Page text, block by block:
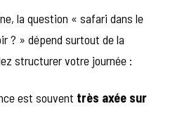
la question « safari dans le
? » dépend surtout de la
structurer votre journée :
est souvent très axée sur